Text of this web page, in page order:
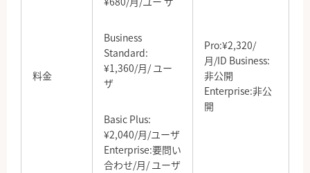
料金
Business
Standard:
¥1,360/月/ ユー
ザ
Basic Plus:
¥2,040/月/ユーザ
Enterprise:要問い
合わせ/月/ ユーザ
Pro:¥2,320/
月/ID Business:
非公開
Enterprise:非公
開